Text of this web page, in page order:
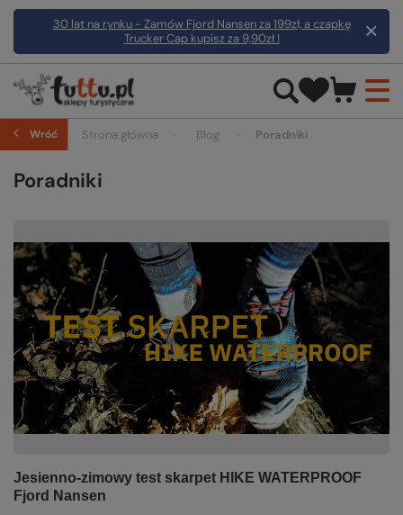
30 lat na rynku - Zamów Fjord Nansen za 199zł, a czapkę
Trucker Cap kupisz za 9,90zł !
Wróć Strona główna Blog Poradniki
Poradniki
Jesienno-zimowy test skarpet HIKE WATERPROOF
Fjord Nansen